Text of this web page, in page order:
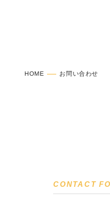
HOME お問い合わせ
CONTACT FORM